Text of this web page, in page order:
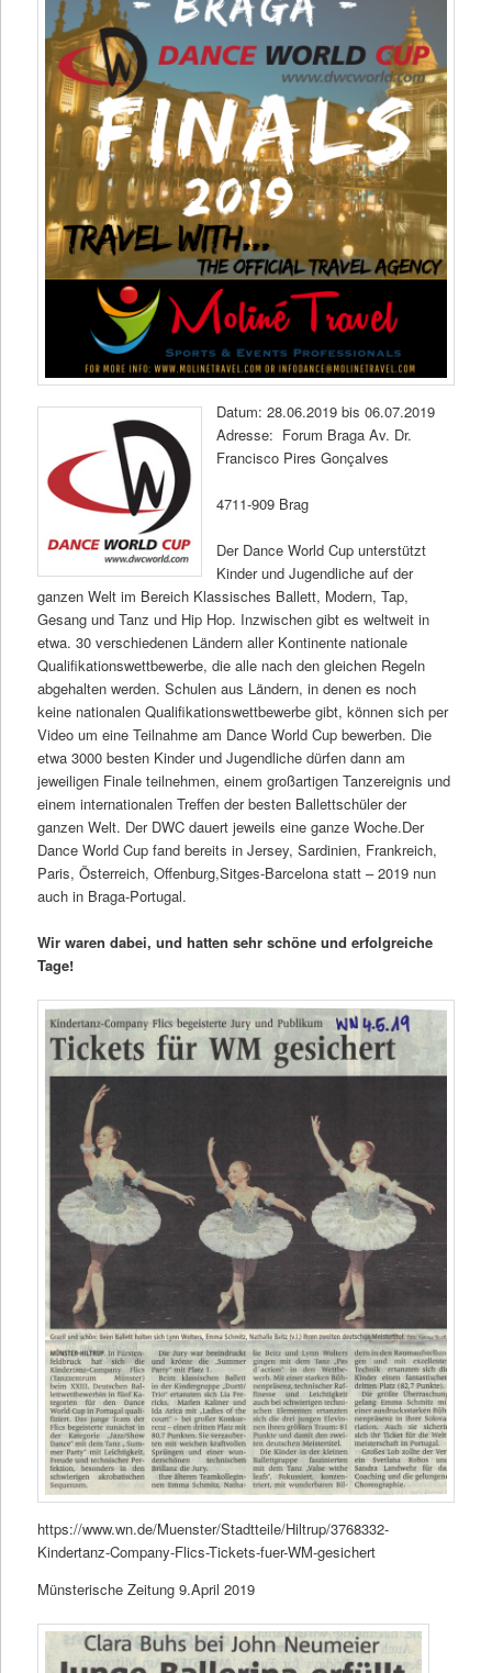
Datum: 28.06.2019 bis 06.07.2019
Adresse: Forum Braga Av. Dr.
Francisco Pires Gonçalves
4711-909 Brag
Der Dance World Cup unterstützt
Kinder und Jugendliche auf der
ganzen Welt im Bereich Klassisches Ballett, Modern, Tap,
Gesang und Tanz und Hip Hop. Inzwischen gibt es weltweit in
etwa. 30 verschiedenen Ländern aller Kontinente nationale
Qualifikationswettbewerbe, die alle nach den gleichen Regeln
abgehalten werden. Schulen aus Ländern, in denen es noch
keine nationalen Qualifikationswettbewerbe gibt, können sich per
Video um eine Teilnahme am Dance World Cup bewerben. Die
etwa 3000 besten Kinder und Jugendliche dürfen dann am
jeweiligen Finale teilnehmen, einem großartigen Tanzereignis und
einem internationalen Treffen der besten Ballettschüler der
ganzen Welt. Der DWC dauert jeweils eine ganze Woche.Der
Dance World Cup fand bereits in Jersey, Sardinien, Frankreich,
Paris, Österreich, Offenburg,Sitges-Barcelona statt – 2019 nun
auch in Braga-Portugal.
Wir waren dabei, und hatten sehr schöne und erfolgreiche
Tage!
https://www.wn.de/Muenster/Stadtteile/Hiltrup/3768332-
Kindertanz-Company-Flics-Tickets-fuer-WM-gesichert
Münsterische Zeitung 9.April 2019